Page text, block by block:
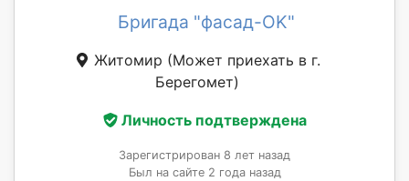
Бригада "фасад-OK"
Житомир (Может приехать в г.
Берегомет)
Личность подтверждена
Зарегистрирован 8 лет назад
Был на сайте 2 года назад